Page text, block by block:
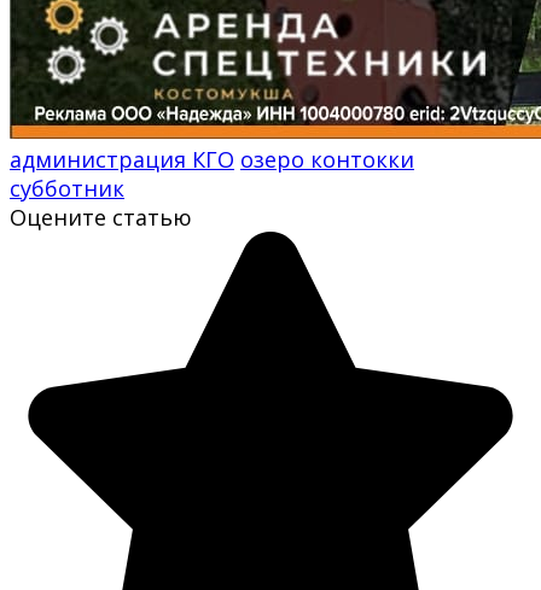
администрация КГО озеро контокки
субботник
Оцените статью